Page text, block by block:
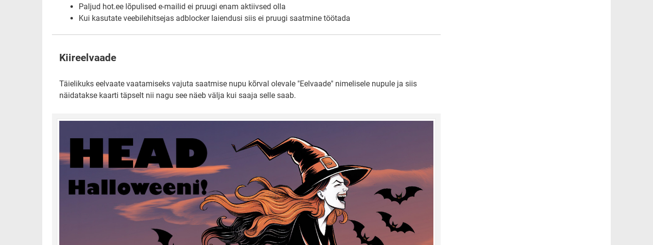
Paljud hot.ee lõpulised e-mailid ei pruugi enam aktiivsed olla
Kui kasutate veebilehitsejas adblocker laiendusi siis ei pruugi saatmine töötada
Kiireelvaade
Täielikuks eelvaate vaatamiseks vajuta saatmise nupu kõrval olevale "Eelvaade" nimelisele nupule ja siis
näidatakse kaarti täpselt nii nagu see näeb välja kui saaja selle saab.